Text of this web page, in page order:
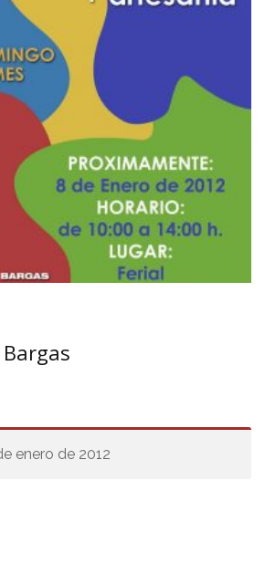
enero de 2012